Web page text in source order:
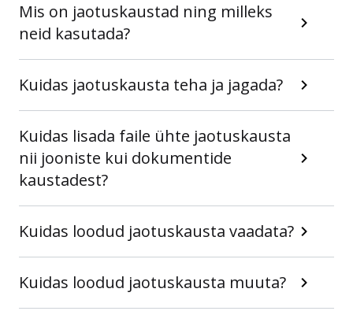
Mis on jaotuskaustad ning milleks
neid kasutada?
Kuidas jaotuskausta teha ja jagada?
Kuidas lisada faile ühte jaotuskausta
nii jooniste kui dokumentide
kaustadest?
Kuidas loodud jaotuskausta vaadata?
Kuidas loodud jaotuskausta muuta?